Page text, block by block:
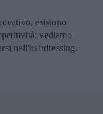
esistono
vediamo
nell'hairdressing.